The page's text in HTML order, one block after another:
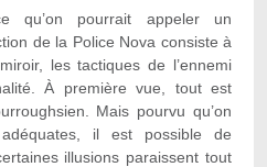
qu’on pourrait appeler un
de la Police Nova consiste à
les tactiques de l’ennemi
À première vue, tout est
Mais pourvu qu’on
il est possible de
illusions paraissent tout